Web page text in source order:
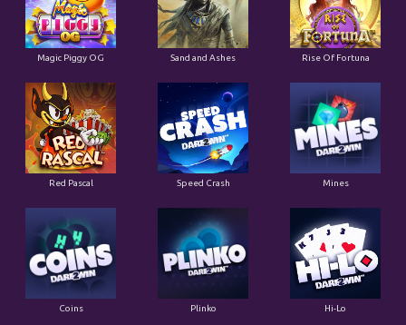
Magic Piggy OG Sand and Ashes Rise Of Fortuna
Red Pascal Speed Crash Mines
Coins Plinko Hi-Lo